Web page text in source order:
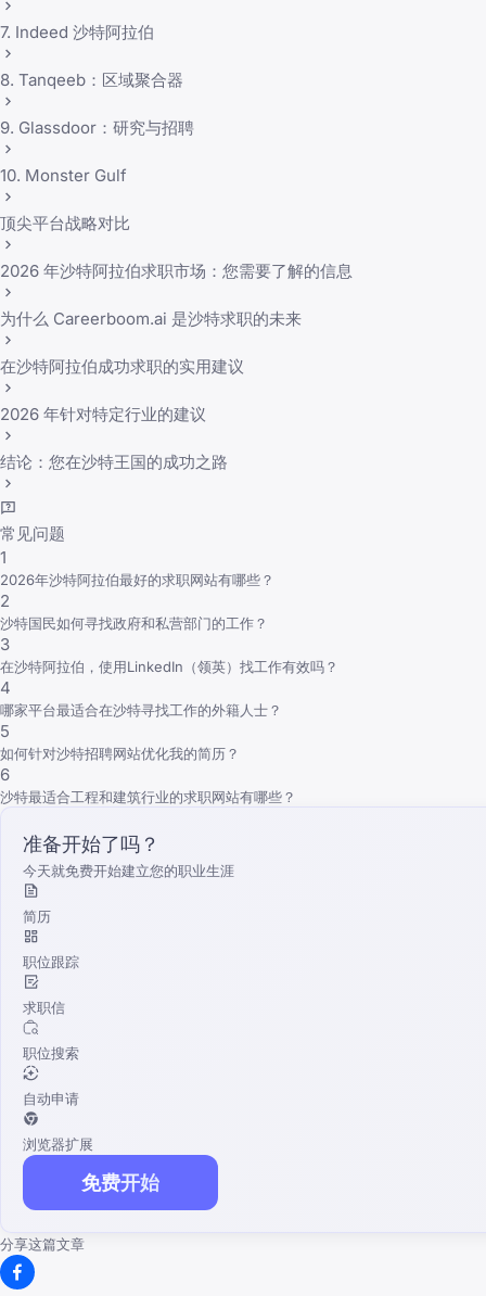
7. Indeed 沙特阿拉伯
8. Tanqeeb：区域聚合器
9. Glassdoor：研究与招聘
10. Monster Gulf
顶尖平台战略对比
2026 年沙特阿拉伯求职市场：您需要了解的信息
为什么 Careerboom.ai 是沙特求职的未来
在沙特阿拉伯成功求职的实用建议
2026 年针对特定行业的建议
结论：您在沙特王国的成功之路
常见问题
1
2026年沙特阿拉伯最好的求职网站有哪些？
2
沙特国民如何寻找政府和私营部门的工作？
3
在沙特阿拉伯，使用LinkedIn（领英）找工作有效吗？
4
哪家平台最适合在沙特寻找工作的外籍人士？
5
如何针对沙特招聘网站优化我的简历？
6
沙特最适合工程和建筑行业的求职网站有哪些？
准备开始了吗？
今天就免费开始建立您的职业生涯
简历
职位跟踪
求职信
职位搜索
自动申请
浏览器扩展
免费开始
分享这篇文章